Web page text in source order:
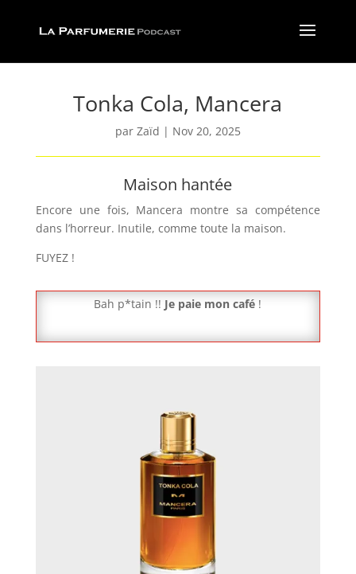
Tonka Cola, Mancera
par Zaïd | Nov 20, 2025
Maison hantée
Encore une fois, Mancera montre sa compétence
dans l’horreur. Inutile, comme toute la maison.
FUYEZ !
Bah p*tain !! Je paie mon café !